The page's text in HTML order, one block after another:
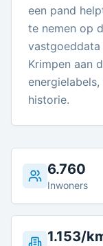
een pand
te nemen op
vastgoeddata
Krimpen aan
historie.
6.760
Inwoners
1.153/